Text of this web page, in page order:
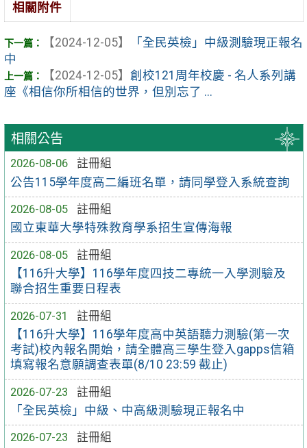
相關公告
2026-08-06
註冊組
公告115學年度高二編班名單，請同學登入系統查詢
2026-08-05
註冊組
國立東華大學特殊教育學系招生宣傳海報
2026-08-05
註冊組
【116升大學】116學年度四技二專統一入學測驗及
聯合招生重要日程表
2026-07-31
註冊組
【116升大學】116學年度高中英語聽力測驗(第一次
考試)校內報名開始，請全體高三學生登入gapps信箱
填寫報名意願調查表單(8/10 23:59 截止)
2026-07-23
註冊組
「全民英檢」中級、中高級測驗現正報名中
2026-07-23
註冊組
相關附件
【2024-12-05】
「全民英檢」中級測驗現正報名
中
【2024-12-05】 創校121周年校慶 - 名人系列講
座《相信你所相信的世界，但別忘了 ...